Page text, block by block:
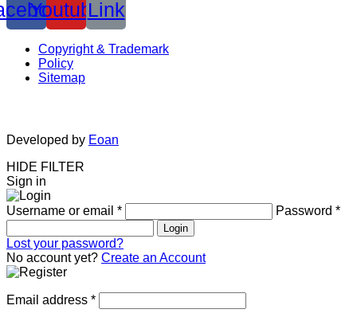
YoutubeLink
Copyright & Trademark
Policy
Sitemap
Developed by Eoan
HIDE FILTER
Sign in
Username or email * Password *
Login
Lost your password?
No account yet? Create an Account
Email address *